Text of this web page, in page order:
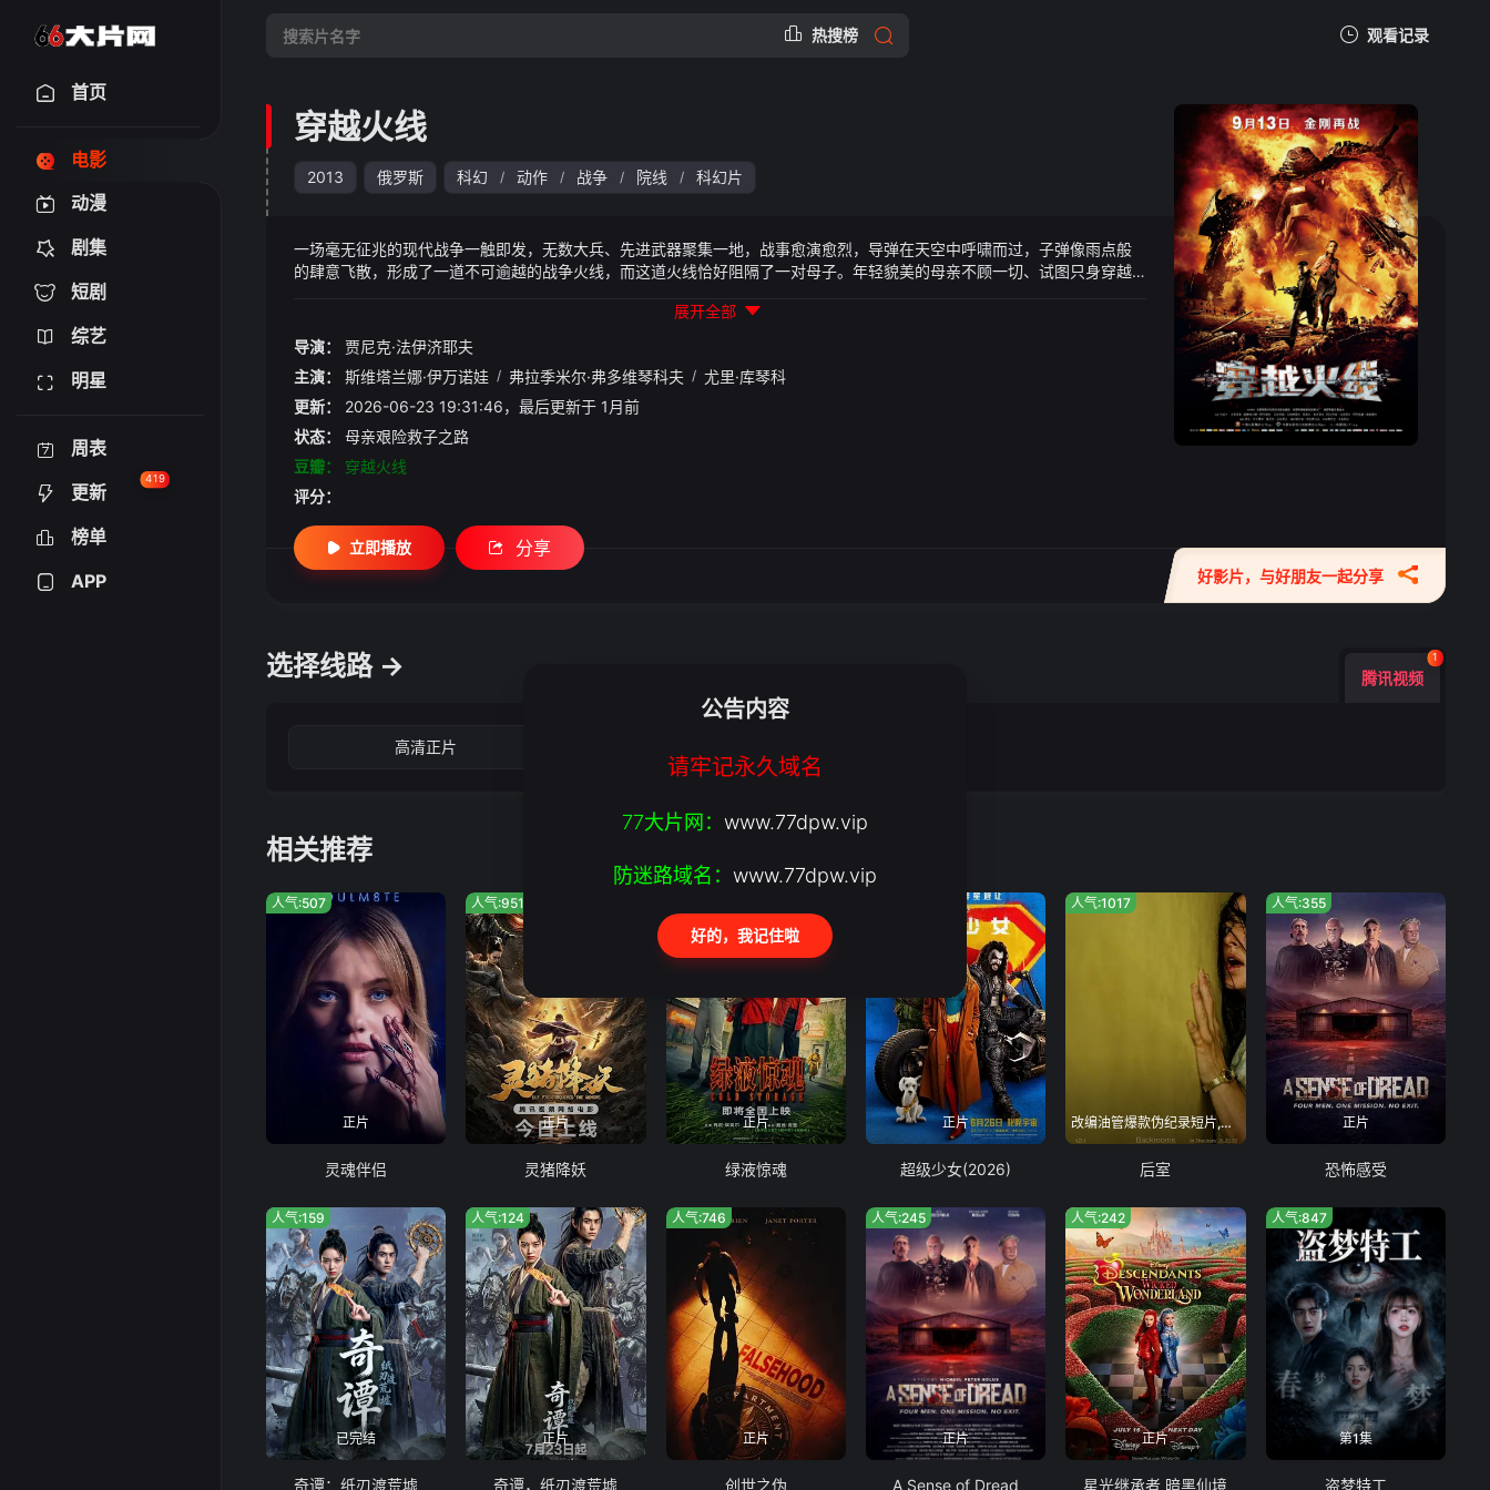
热搜榜 观看记录
暂无观看影片的记录
首页
电影
动漫
剧集
短剧
综艺
明星
周表
更新
419
榜单
APP
穿越火线
2013 俄罗斯 科幻 / 动作 / 战争 / 院线 / 科幻片
一场毫无征兆的现代战争一触即发，无数大兵、先进武器聚集一地，战事愈演愈烈，导弹在天空中呼啸而过，子弹像雨点般
的肆意飞散，形成了一道不可逾越的战争火线，而这道火线恰好阻隔了一对母子。年轻貌美的母亲不顾一切、试图只身穿越
说就像一场噩梦，幸有一队勇敢的大兵舍身保护，但她能否克服千难万险，打败心魔，营救出儿子……
展开全部
导演：
贾尼克·法伊济耶夫
主演：
斯维塔兰娜·伊万诺娃 / 弗拉季米尔·弗多维琴科夫 / 尤里·库琴科
更新：
2026-06-23 19:31:46，最后更新于 1月前
状态：
母亲艰险救子之路
豆瓣：
穿越火线
评分：
好影片，与好朋友一起分享
立即播放 分享
选择线路 → 腾讯视频
1
高清正片
相关推荐
正片
人气:507
灵魂伴侣
正片
人气:951
灵猪降妖
正片
绿液惊魂
正片
超级少女(2026)
改编油管爆款伪纪录短片,融合都市传说与科幻心理恐怖
人气:1017
后室
正片
人气:355
恐怖感受
已完结
人气:159
奇谭：纸刃渡荒墟
正片
人气:124
奇谭，纸刃渡荒墟
正片
人气:746
创世之伪
正片
人气:245
A Sense of Dread
正片
人气:242
星光继承者 暗黑仙境
第1集
人气:847
盗梦特工
公告内容
请牢记永久域名
77大片网： www.77dpw.vip
防迷路域名： www.77dpw.vip
好的，我记住啦